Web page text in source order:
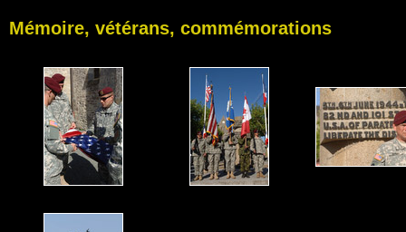
Mémoire, vétérans, commémorations